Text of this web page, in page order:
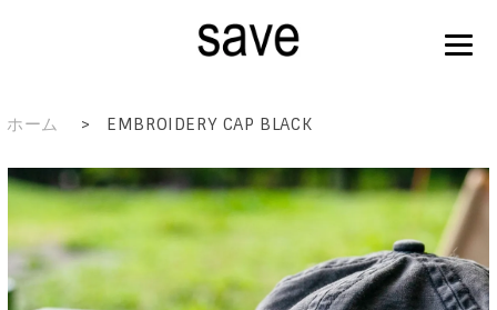
ホーム > EMBROIDERY CAP BLACK